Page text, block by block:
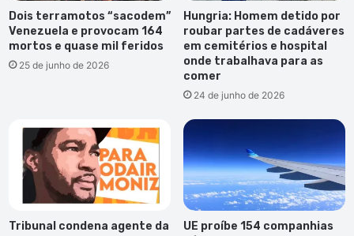
Dois terramotos “sacodem”
Venezuela e provocam 164
mortos e quase mil feridos
25 de junho de 2026
Hungria: Homem detido por
roubar partes de cadáveres
em cemitérios e hospital
onde trabalhava para as
comer
24 de junho de 2026
Tribunal condena agente da
UE proíbe 154 companhias